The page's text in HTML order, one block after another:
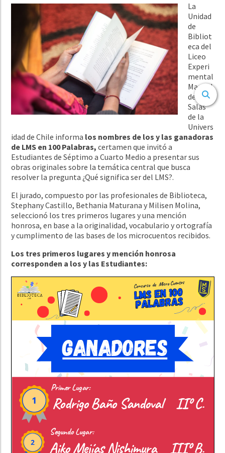
La
Unidad
de
Bibliot
eca del
Liceo
Experi
mental
Manuel
de
Salas
de la
Univers
idad de Chile informa los nombres de los y las ganadoras
de LMS en 100 Palabras, certamen que invitó a
Estudiantes de Séptimo a Cuarto Medio a presentar sus
obras originales sobre la temática central que busca
resolver la pregunta ¿Qué significa ser del LMS?.
El jurado, compuesto por las profesionales de Biblioteca,
Stephany Castillo, Bethania Maturana y Milisen Molina,
seleccionó los tres primeros lugares y una mención
honrosa, en base a la originalidad, vocabulario y ortografía
y cumplimento de las bases de los microcuentos recibidos.
Los tres primeros lugares y mención honrosa
corresponden a los y las Estudiantes: